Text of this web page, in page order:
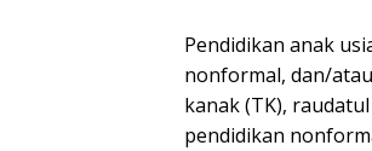
‎Pendidikan anak
nonformal, dan/
kanak (TK),
pendidikan